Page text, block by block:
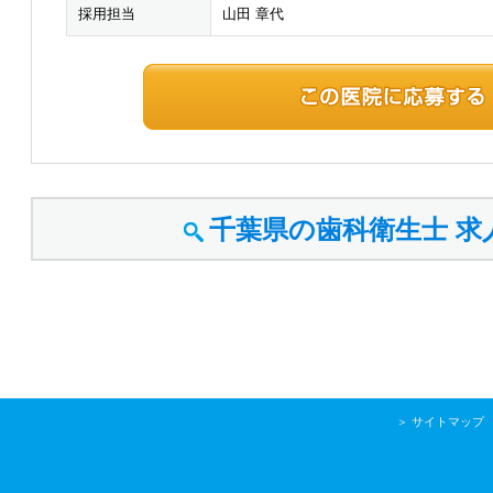
採用担当 山田 章代
千葉県の歯科衛生士求
＞ サイトマップ